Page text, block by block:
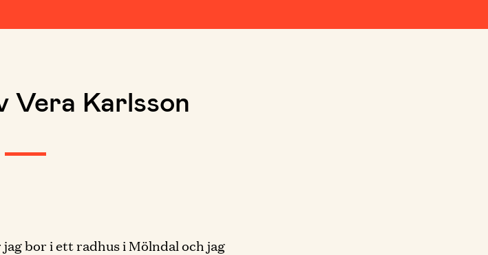
Karlsson
jag bor i ett radhus i Mölndal och jag